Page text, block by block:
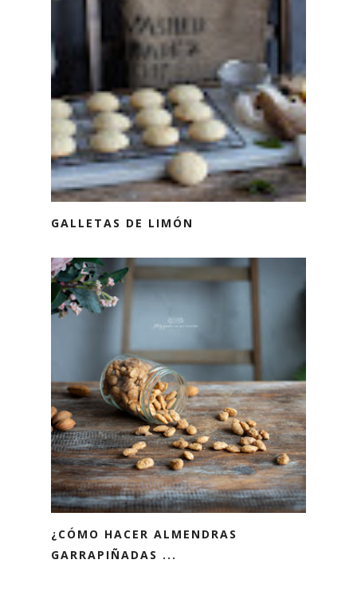
GALLETAS DE LIMÓN
¿CÓMO HACER ALMENDRAS
GARRAPIÑADAS ...